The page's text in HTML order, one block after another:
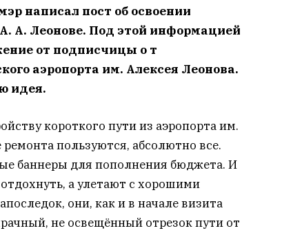
написал пост об освоении
А. Леонове. Под этой информацией
от подписчицы о т
аэропорта им. Алексея Леонова.
идея.
короткого пути из аэропорта им.
пользуются, абсолютно все.
баннеры для пополнения бюджета. И
а улетают с хорошими
они, как и в начале визита
не освещённый отрезок пути от